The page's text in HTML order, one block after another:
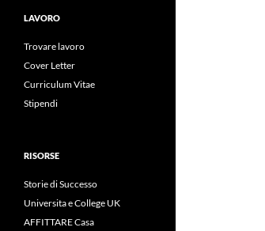
LAVORO
Trovare lavoro
Cover Letter
Curriculum Vitae
Stipendi
RISORSE
Storie di Successo
Universita e College UK
AFFITTARE Casa